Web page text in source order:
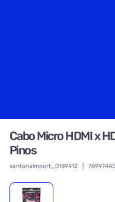
Cabo Micro HDMI x
Pinos
santanaimport_0189412